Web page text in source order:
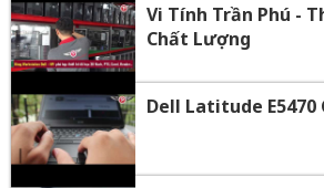
Vi Tính Trần Phú -
Chất Lượng
Dell Latitude E5470